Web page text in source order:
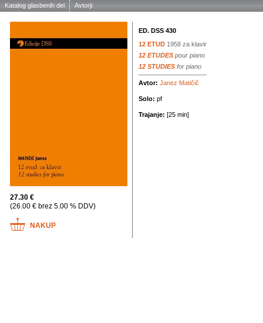
Katalog glasbenih del Avtorji
27.30 €
(26.00 € brez 5.00 % DDV)
NAKUP
ED. DSS 430
12 ETUD 1958 za klavir
12 ETUDES pour piano
12 STUDIES for piano
Avtor: Janez Matičič
Solo: pf
Trajanje: [25 min]